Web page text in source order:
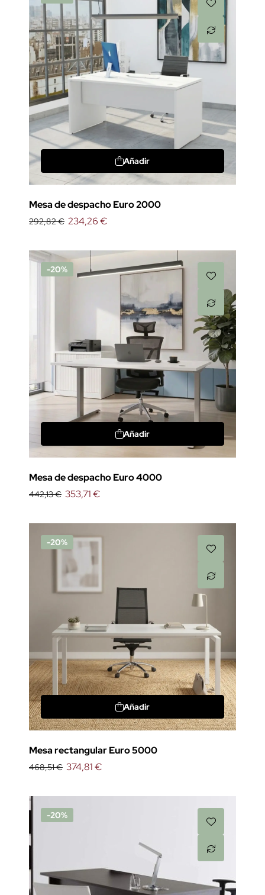
Añadir
Mesa de despacho Euro 2000
292,82 € 234,26 €
-20%
Añadir
Mesa de despacho Euro 4000
442,13 € 353,71 €
-20%
Añadir
Mesa rectangular Euro 5000
468,51 € 374,81 €
-20%